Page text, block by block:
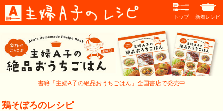
新着レシピ
トップ
書籍「主婦A子の絶品おうちごはん」全国書店で発売中
鶏そぼろのレシピ